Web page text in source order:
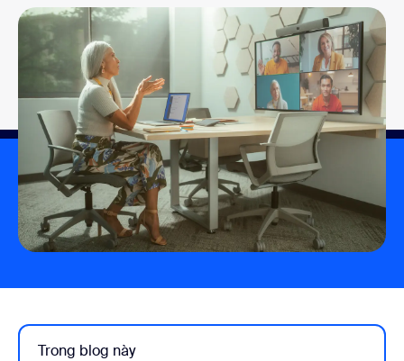
Trong blog này